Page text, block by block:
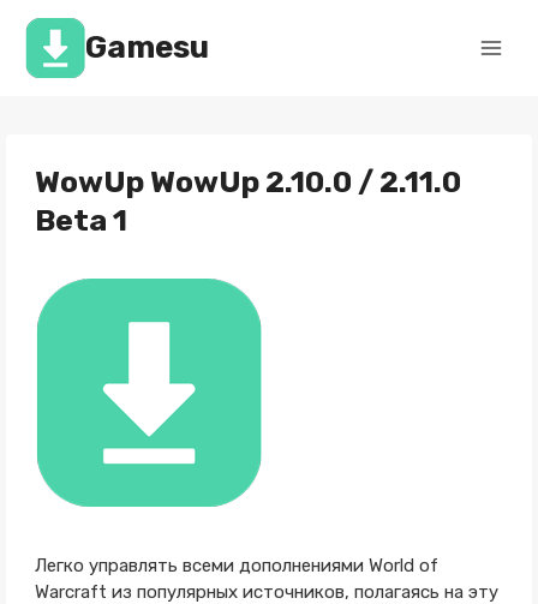
Перейти
содержимомуGamesu
WowUp WowUp 2.10.0 / 2.11.0
Beta 1
Легко управлять всеми дополнениями World of
Warcraft из популярных источников, полагаясь на эту